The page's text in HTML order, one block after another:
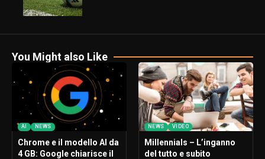
You Might also Like
AI NEWS
Chrome e il modello AI da
4 GB: Google chiarisce il
NEWS VIDEO
Millennials – L’inganno
del tutto e subito